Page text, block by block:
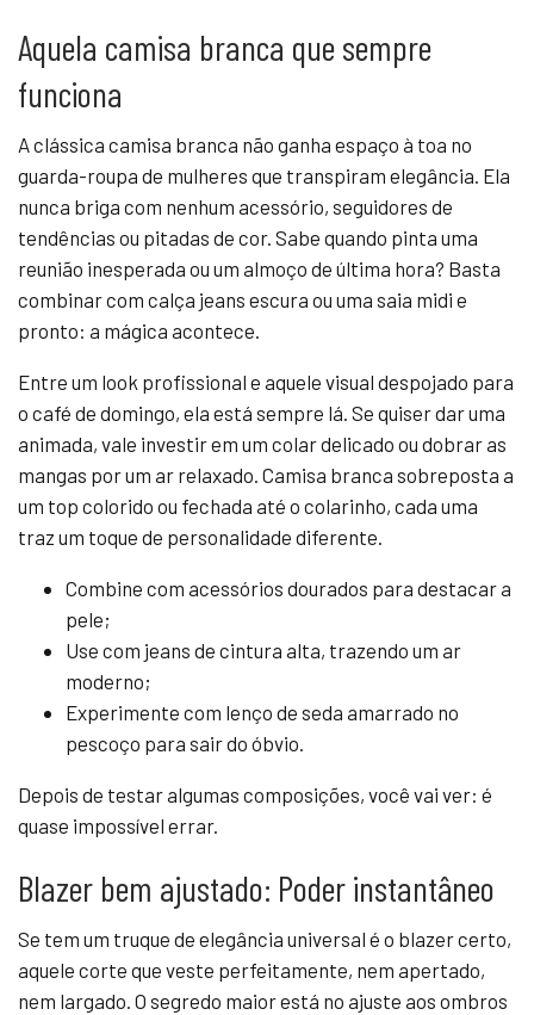
Aquela camisa branca que sempre
funciona
A clássica camisa branca não ganha espaço à toa no
guarda-roupa de mulheres que transpiram elegância. Ela
nunca briga com nenhum acessório, seguidores de
tendências ou pitadas de cor. Sabe quando pinta uma
reunião inesperada ou um almoço de última hora? Basta
combinar com calça jeans escura ou uma saia midi e
pronto: a mágica acontece.
Entre um look profissional e aquele visual despojado para
o café de domingo, ela está sempre lá. Se quiser dar uma
animada, vale investir em um colar delicado ou dobrar as
mangas por um ar relaxado. Camisa branca sobreposta a
um top colorido ou fechada até o colarinho, cada uma
traz um toque de personalidade diferente.
Combine com acessórios dourados para destacar a
pele;
Use com jeans de cintura alta, trazendo um ar
moderno;
Experimente com lenço de seda amarrado no
pescoço para sair do óbvio.
Depois de testar algumas composições, você vai ver: é
quase impossível errar.
Blazer bem ajustado: Poder instantâneo
Se tem um truque de elegância universal é o blazer certo,
aquele corte que veste perfeitamente, nem apertado,
nem largado. O segredo maior está no ajuste aos ombros